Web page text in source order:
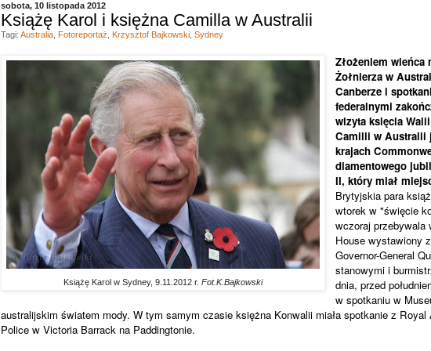
sobota, 10 listopada 2012
Książę Karol i księżna Camilla w Australii
Książę Karol w Sydney, 9.11.2012 r. Fot.K.Bajkowski
Złożeniem wieńca
Żołnierza w
Canberze i
federalnymi
wizyta księcia
Camilli w Australii
krajach
diamentowego
II, który miał
Brytyjskia para
wtorek w "święcie
wczoraj przebywala
House wystawiony
Governor-General
stanowymi i
dnia, przed
w spotkaniu w
australijskim światem mody. W tym samym czasie księżna Konwalii miała spotkanie z
Police w Victoria Barrack na Paddingtonie.
Tagi: Australia, Fotoreportaż Krzysztof Bajkowski, Sydney